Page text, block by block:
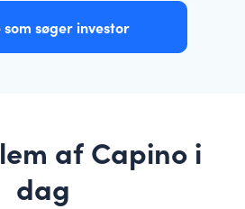
som søger investor
af Capino i
dag